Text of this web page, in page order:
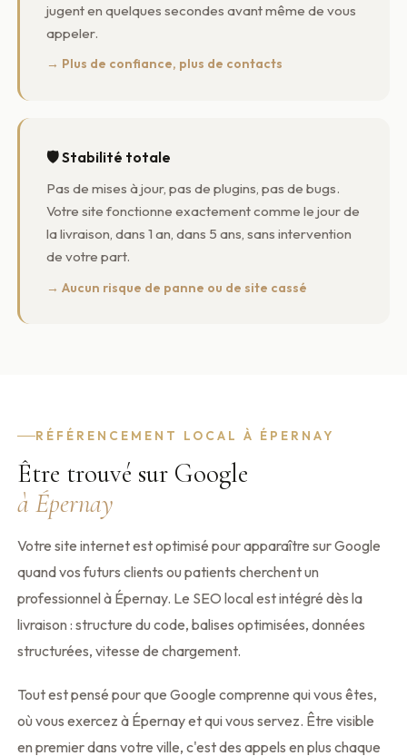
jugent en quelques secondes avant même de vous
appeler.
→ Plus de confiance, plus de contacts
🛡️ Stabilité totale
Pas de mises à jour, pas de plugins, pas de bugs.
Votre site fonctionne exactement comme le jour de
la livraison, dans 1 an, dans 5 ans, sans intervention
de votre part.
→ Aucun risque de panne ou de site cassé
RÉFÉRENCEMENT LOCAL À ÉPERNAY
Être trouvé sur Google
à Épernay
Votre site internet est optimisé pour apparaître sur Google
quand vos futurs clients ou patients cherchent un
professionnel à Épernay. Le SEO local est intégré dès la
livraison : structure du code, balises optimisées, données
structurées, vitesse de chargement.
Tout est pensé pour que Google comprenne qui vous êtes,
où vous exercez à Épernay et qui vous servez. Être visible
en premier dans votre ville, c'est des appels en plus chaque